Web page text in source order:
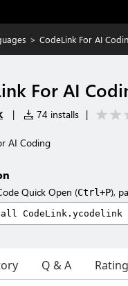
> CodeLink For AI
For AI
| 74 installs |
AI Coding
Quick Open (Ctrl+P),
Q & A